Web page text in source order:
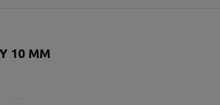
10 MM